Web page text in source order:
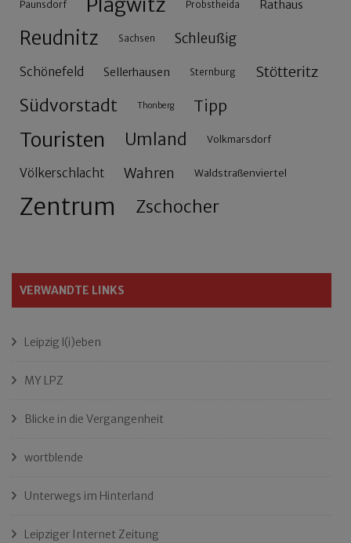
Paunsdorf Plagwitz Probstheida Rathaus
Reudnitz Sachsen Schleußig
Schönefeld Sellerhausen Sternburg Stötteritz
Südvorstadt Thonberg Tipp
Touristen Umland Volkmarsdorf
Völkerschlacht Wahren Waldstraßenviertel
Zentrum Zschocher
VERWANDTE LINKS
Leipzig l(i)eben
MY LPZ
Blicke in die Vergangenheit
wortblende
Unterwegs im Hinterland
Leipziger Internet Zeitung